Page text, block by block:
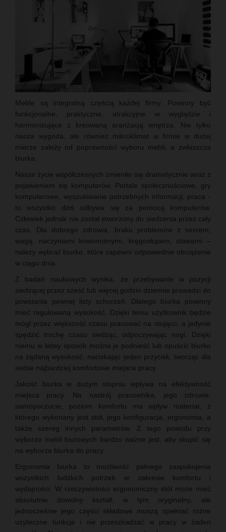
Meble są integralną częścią każdej firmy. Powinny być
funkcjonalne, praktyczne, atrakcyjne w wyglądzie i
harmonizujące z kreowaną aranżacją wnętrza. Nie tylko
nasza wygoda, ale również mikroklimat w firmie w dużej
mierze zależy od poprawności wyboru mebli, a zwłaszcza
biurka.
Nasze życie współczesnych zmieniło się dramatycznie wraz z
pojawieniem się komputerów. Portale społecznościowe, gry
komputerowe, wyszukiwanie potrzebnych informacji, praca -
to wszystko dziś odbywa się za pomocą komputerów.
Człowiek jednak nie został stworzony do siedzenia przez cały
czas. Dla dobrego zdrowia, braku problemów z sercem,
wagą, naczyniami krwionośnymi, kręgosłupem, stawami –
należy wybrać biurko, które zapewni odpowiednie obciążenie
w ciągu dnia.
Z badań naukowych wynika, że przebywanie w pozycji
siedzącej przez sześć lub więcej godzin dziennie prowadzi do
powstania pewnej listy schorzeń. Dlatego biurka powinny
mieć regulowaną wysokość. Dzięki temu użytkownik będzie
mógł przez większość czasu pracować na stojąco, a jedynie
spędzić trochę czasu siedząc, odpoczywając nogi. Dzięki
niemu w łatwy sposób można je podnieść lub opuścić biurko
na żądaną wysokość, naciskając jeden przycisk, tworząc dla
siebie najbardziej komfortowe miejsce pracy.
Jakość biurka w dużym stopniu wpływa na efektywność
miejsca pracy. Na nastrój pracownika, jego zdrowie,
samopoczucie, poziom komfortu ma wpływ materiał, z
którego wykonany jest stół, jego konfiguracja, ergonomia, a
także szereg innych parametrów. Z tego powodu przy
wyborze mebli biurowych bardzo ważne jest, aby skupić się
na wyborze biurka do pracy.
Ergonomia biurka to możliwość pełnego zaspokojenia
wszystkich ludzkich potrzeb w zakresie komfortu i
wydajności. W rzeczywistości ergonomiczny stół może mieć
absolutnie dowolny kształt, w tym oryginalny, ale
jednocześnie jego części składowe muszą spełniać różne
użyteczne funkcje i nie przeszkadzać w pracy w żaden